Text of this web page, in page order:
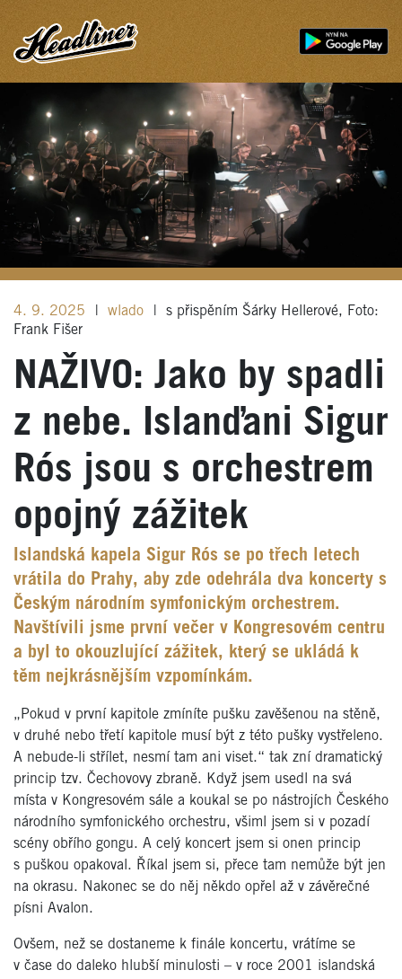
4. 9. 2025 wlado
s přispěním Šárky Hellerové, Foto:
Frank Fišer
NAŽIVO: Jako by spadli
z nebe. Islanďani Sigur
Rós jsou s orchestrem
opojný zážitek
Islandská kapela Sigur Rós se po třech letech
vrátila do Prahy, aby zde odehrála dva koncerty s
Českým národním symfonickým orchestrem.
Navštívili jsme první večer v Kongresovém centru
a byl to okouzlující zážitek, který se ukládá k
těm nejkrásnějším vzpomínkám.
„Pokud v první kapitole zmíníte pušku zavěšenou na stěně,
v druhé nebo třetí kapitole musí být z této pušky vystřeleno.
A nebude-li střílet, nesmí tam ani viset.“ tak zní dramatický
princip tzv. Čechovovy zbraně. Když jsem usedl na svá
místa v Kongresovém sále a koukal se po nástrojích Českého
národního symfonického orchestru, všiml jsem si v pozadí
scény obřího gongu. A celý koncert jsem si onen princip
s puškou opakoval. Říkal jsem si, přece tam nemůže být jen
na okrasu. Nakonec se do něj někdo opřel až v závěrečné
písni Avalon.
Ovšem, než se dostaneme k finále koncertu, vrátíme se
v čase do daleko hlubší minulosti – v roce 2001 islandská